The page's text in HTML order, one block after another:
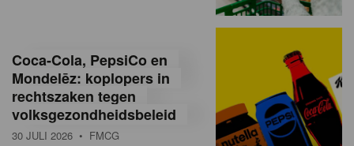
e
a
Coca-Cola, PepsiCo en
Mondelēz: koplopers in
rechtszaken tegen
volksgezondheidsbeleid
30 JULI 2026 • FMCG